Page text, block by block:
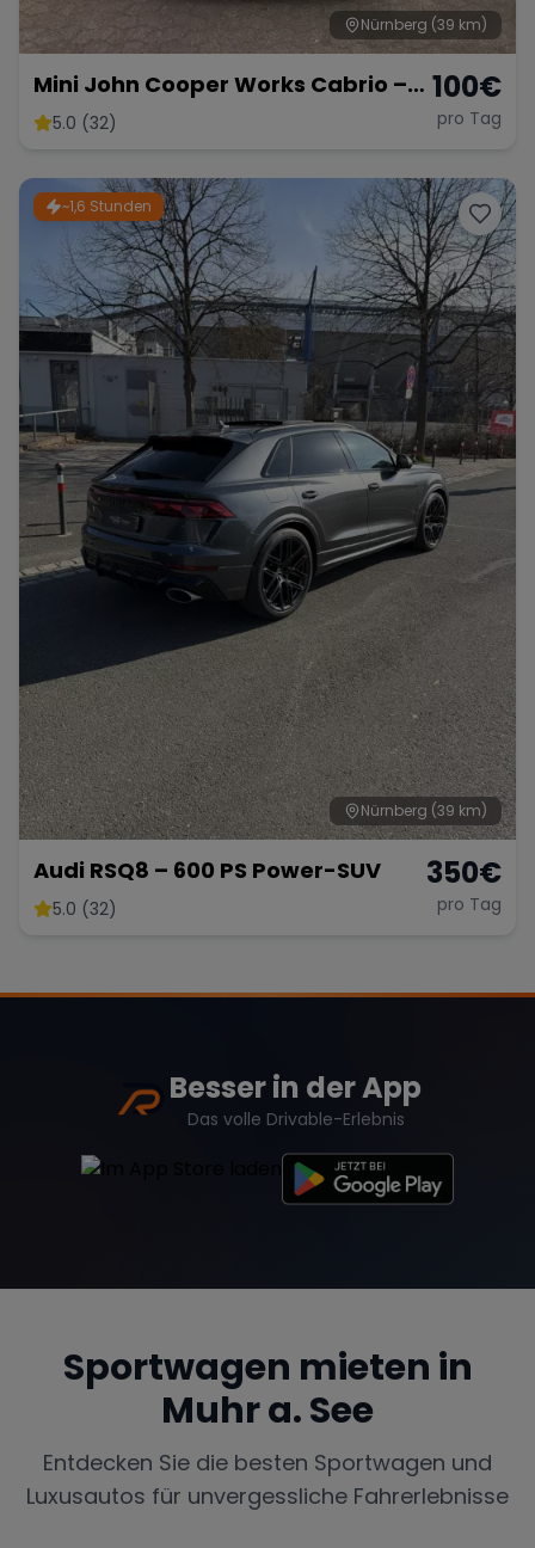
Nürnberg (39 km)
Mini John Cooper Works Cabrio –
Fahrspaß Offenes Verdeck
5.0 (32)
100€
pro Tag
~1,6 Stunden
Nürnberg (39 km)
Audi RSQ8 – 600 PS Power-SUV
5.0 (32)
350€
pro Tag
Besser in der App
Das volle Drivable-Erlebnis
Sportwagen mieten in
Muhr a. See
Entdecken Sie die besten Sportwagen und
Luxusautos für unvergessliche Fahrerlebnisse